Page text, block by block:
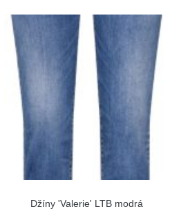
Džíny 'Valerie' LTB modrá